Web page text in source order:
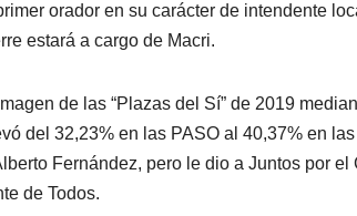
orador en su carácter de intendente
estará a cargo de Macri.
de las “Plazas del Sí” de 2019
del 32,23% en las PASO al 40,37% en
Fernández, pero le dio a Juntos por
de Todos.